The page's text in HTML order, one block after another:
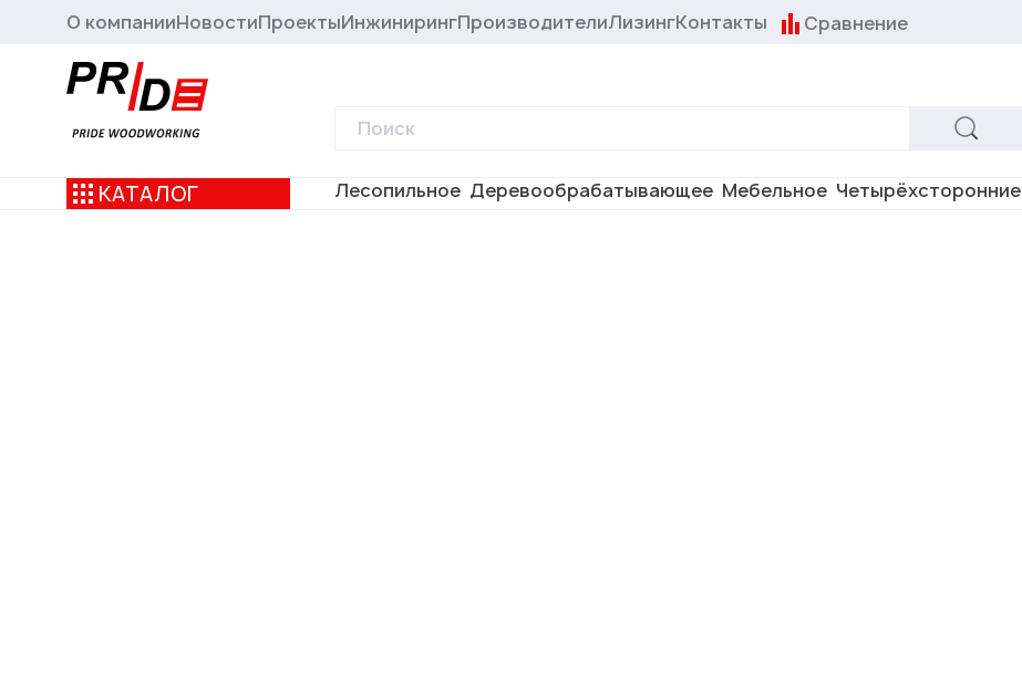
О компанииНовостиПроектыИнжинирингПроизводителиЛизингКонтакты Сравнение
КАТАЛОГ Лесопильное Деревообрабатывающее Мебельное Четырёхсторонние